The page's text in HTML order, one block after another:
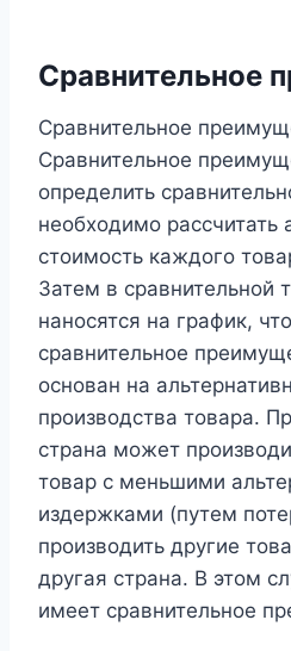
Сравнительное
Сравнительное
Сравнительное
определить
необходимо рассчитать
стоимость каждого
Затем в сравнительной
наносятся на график,
сравнительное
основан на
производства товара.
страна может
товар с меньшими
издержками (путем
производить другие
другая страна. В этом
имеет сравнительное